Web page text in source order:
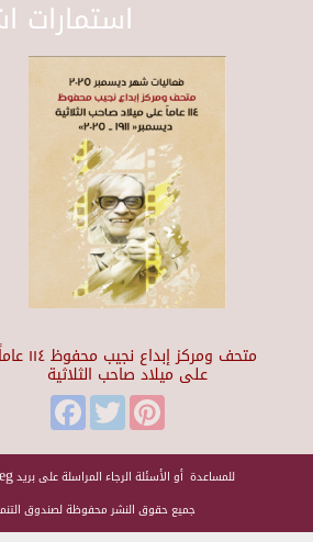
استمارات
متحف ومركز إبداع نجيب
على ميلاد صاحب الثلاثية
FacebookTwitter
للمساعدة أو الأسئلة الرجاء المراسلة على بريد
جميع حقوق النشر محفوظة لصندوق